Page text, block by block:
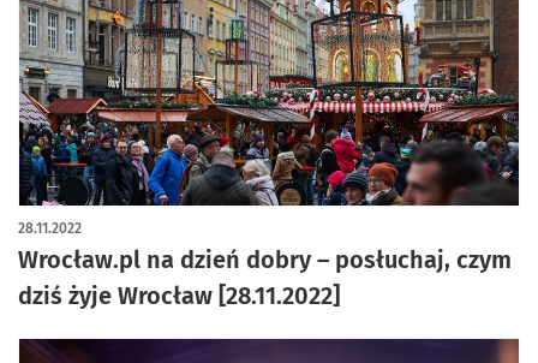
Wrocław.pl na dzień dobry – posłuchaj, czym
dziś żyje Wrocław [28.11.2022]
28.11.2022